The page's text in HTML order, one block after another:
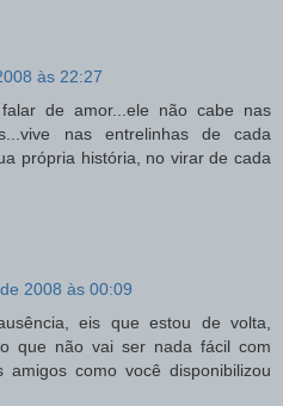
às 22:27
de amor...ele não cabe nas
nas entrelinhas de cada
própria história, no virar de cada
2008 às 00:09
eis que estou de volta,
que não vai ser nada fácil com
como você disponibilizou